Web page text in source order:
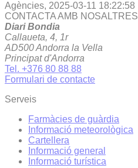
Agències, 2025-03-11 18:22:58
CONTACTA AMB NOSALTRES
Diari Bondia
Callaueta, 4, 1r
AD500 Andorra la Vella
Principat d'Andorra
Tel. +376 80 88 88
Formulari de contacte
Serveis
Farmàcies de guàrdia
Informació meteorològica
Cartellera
Informació general
Informació turística